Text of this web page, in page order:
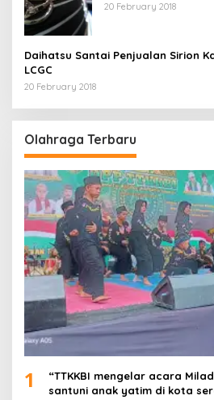
20 February 2018
Daihatsu Santai Penjualan Sirion
LCGC
20 February 2018
Olahraga Terbaru
1
“TTKKBI mengelar acara
santuni anak yatim di kota